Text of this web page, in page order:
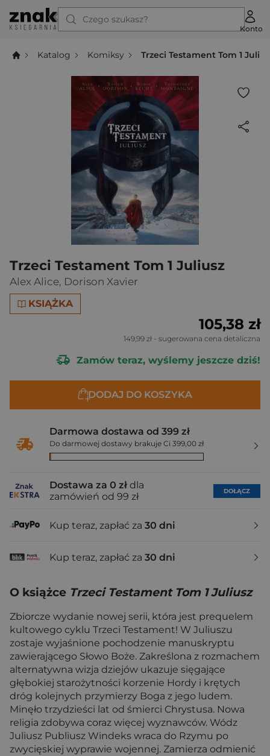
Czego szukasz?
Konto
Katalog Komiksy Trzeci Testament Tom 1
Trzeci Testament Tom 1 Juliusz
Alex Alice, Dorison Xavier
KSIĄŻKA
105,38 zł
149,99 zł - sugerowana cena detaliczna
Zamów teraz, wyślemy jeszcze dziś!
DODAJ DO KOSZYKA
Darmowa dostawa od 399 zł
Do darmowej dostawy brakuje Ci 399,00 zł
Dostawa za 0 zł dla
zamówień od 99 zł
DOŁĄCZ
Kup teraz, zapłać za 30 dni
Kup teraz, zapłać za 30 dni
O książce Trzeci Testament Tom 1 Juliusz
Zbiorcze wydanie nowej serii, która jest prequelem
kultowego cyklu Trzeci Testament! W Juliuszu
zostaje wyjaśnione pochodzenie manuskryptu
zawierającego Słowo Boże. Zakreślona z rozmachem
alternatywna wizja dziejów ukazuje sięgające
głębokiej starożytności korzenie Hordy i krętych
dróg kolejnych przymierzy Boga z jego ludem.
Minęło trzydzieści lat od śmierci Chrystusa. Nowa
religia zdobywa coraz więcej wyznawców. Wódz
Juliusz Publiusz Windeks wraca do Rzymu po
zwycięskiej wyprawie wojennej. Zamierza odmienić